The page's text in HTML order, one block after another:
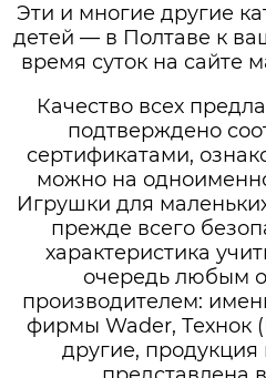
Эти и многие другие
детей — в Полтаве к
время суток на сайте
Качество всех
подтверждено
сертификатами,
можно на
Игрушки для
прежде всего
характеристика
очередь любым
производителем:
фирмы Wader, Технок
другие,